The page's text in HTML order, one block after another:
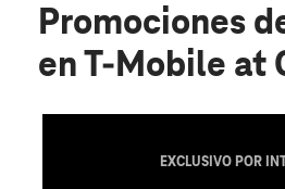
Promociones
en T-Mobile at
EXCLUSIVO POR